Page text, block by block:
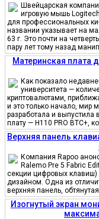
Швейцарская
игровую мышь
для профессиональных
названии указывает на
63 г. Это почти на
пару лет тому назад
Материнская плата
Как показало
университета —
криптовалютами,
и это только начало, мир
разработала и
плату — H110 PRO BTC+,
Верхняя панель
Компания Rapoo
Ralemo Pre 5 Fabric
секции цифровых
дизайном. Одна из
верхняя панель,
Изогнутый экран